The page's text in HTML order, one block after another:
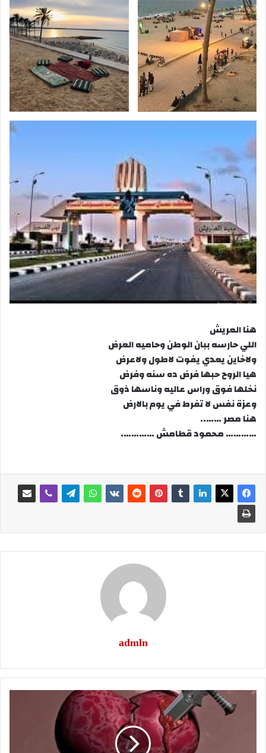
هنا العريش
اللي حارسه ببان الوطن وحاميه العرض
ولاخاين يعدي يفوت لاطول ولاعرض
هيا الروح حبها فرض ده سنه وفرض
نخلها فوق وراس عاليه وناسها ذوق
وعزة نفس لا تفرط في يوم بالارض
هنا مصر ……..
………… محمود قطامش ………….
admln
أتظن